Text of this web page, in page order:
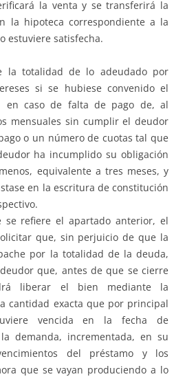
la venta y se transferirá la
la hipoteca correspondiente a la
estuviere satisfecha.
la totalidad de lo adeudado por
si se hubiese convenido el
en caso de falta de pago de, al
mensuales sin cumplir el deudor
o un número de cuotas tal que
ha incumplido su obligación
equivalente a tres meses, y
en la escritura de constitución
se refiere el apartado anterior, el
que, sin perjuicio de que la
por la totalidad de la deuda,
que, antes de que se cierre
liberar el bien mediante la
cantidad exacta que por principal
vencida en la fecha de
demanda, incrementada, en su
del préstamo y los
que se vayan produciendo a lo